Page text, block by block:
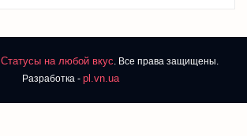
Статусы на любой вкус. Все права защищены.
Разработка - pl.vn.ua